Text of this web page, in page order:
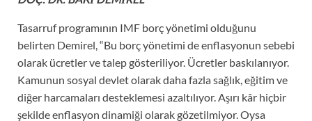
Tasarruf programının IMF borç yönetimi olduğunu
belirten Demirel, “Bu borç yönetimi de enflasyonun sebebi
olarak ücretler ve talep gösteriliyor. Ücretler baskılanıyor.
Kamunun sosyal devlet olarak daha fazla sağlık, eğitim ve
diğer harcamaları desteklemesi azaltılıyor. Aşırı kâr hiçbir
şekilde enflasyon dinamiği olarak gözetilmiyor. Oysa